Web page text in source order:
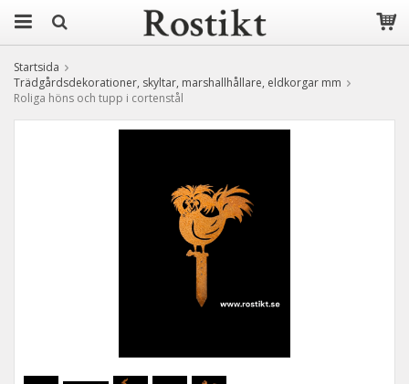
Startsida
Trädgårdsdekorationer, skyltar, marshallhållare, eldkorgar mm
Roliga höns och tupp i cortenstål